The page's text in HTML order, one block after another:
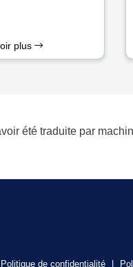
plus
été traduite par
Politique de confidentialité